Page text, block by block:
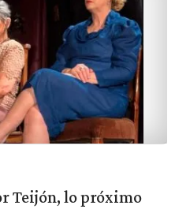
Teijón, lo próximo